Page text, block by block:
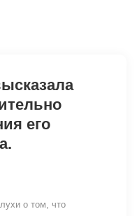
его
о том, что